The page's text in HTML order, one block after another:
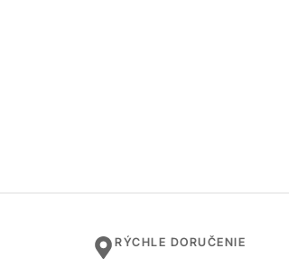
RÝCHLE DORUČENIE